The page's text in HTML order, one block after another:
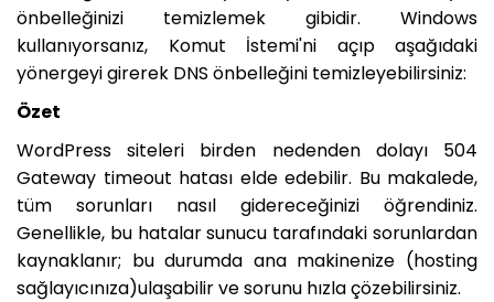
önbelleğinizi temizlemek gibidir. Windows
kullanıyorsanız, Komut İstemi'ni açıp aşağıdaki
yönergeyi girerek DNS önbelleğini temizleyebilirsiniz:
Özet
WordPress siteleri birden nedenden dolayı 504
Gateway timeout hatası elde edebilir. Bu makalede,
tüm sorunları nasıl gidereceğinizi öğrendiniz.
Genellikle, bu hatalar sunucu tarafındaki sorunlardan
kaynaklanır; bu durumda ana makinenize (hosting
sağlayıcınıza)ulaşabilir ve sorunu hızla çözebilirsiniz.